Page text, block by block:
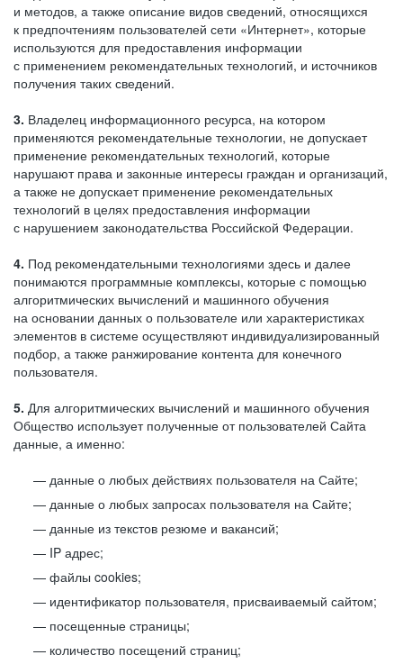
и методов, а также описание видов сведений, относящихся
к предпочтениям пользователей сети «Интернет», которые
используются для предоставления информации
с применением рекомендательных технологий, и источников
получения таких сведений.
3. Владелец информационного ресурса, на котором
применяются рекомендательные технологии, не допускает
применение рекомендательных технологий, которые
нарушают права и законные интересы граждан и организаций,
а также не допускает применение рекомендательных
технологий в целях предоставления информации
с нарушением законодательства Российской Федерации.
4. Под рекомендательными технологиями здесь и далее
понимаются программные комплексы, которые с помощью
алгоритмических вычислений и машинного обучения
на основании данных о пользователе или характеристиках
элементов в системе осуществляют индивидуализированный
подбор, а также ранжирование контента для конечного
пользователя.
5. Для алгоритмических вычислений и машинного обучения
Общество использует полученные от пользователей Сайта
данные, а именно:
данные о любых действиях пользователя на Сайте;
данные о любых запросах пользователя на Сайте;
данные из текстов резюме и вакансий;
IP адрес;
файлы cookies;
идентификатор пользователя, присваиваемый сайтом;
посещенные страницы;
количество посещений страниц;